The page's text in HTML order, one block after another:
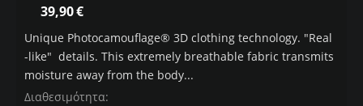
39,90€
Unique Photocamouflage® 3D clothing technology. "Real
-like" details. This extremely breathable fabric transmits
moisture away from the body...
Διαθεσιμότητα: